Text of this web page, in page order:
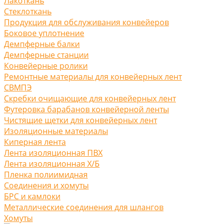
Стеклоткань
Продукция для обслуживания конвейеров
Боковое уплотнение
Демпферные балки
Демпферные станции
Конвейерные ролики
Ремонтные материалы для конвейерных лент
СВМПЭ
Скребки очищающие для конвейерных лент
Футеровка барабанов конвейерной ленты
Чистящие щетки для конвейерных лент
Изоляционные материалы
Киперная лента
Лента изоляционная ПВХ
Лента изоляционная Х/Б
Пленка полиимидная
Соединения и хомуты
БРС и камлоки
Металлические соединения для шлангов
Хомуты